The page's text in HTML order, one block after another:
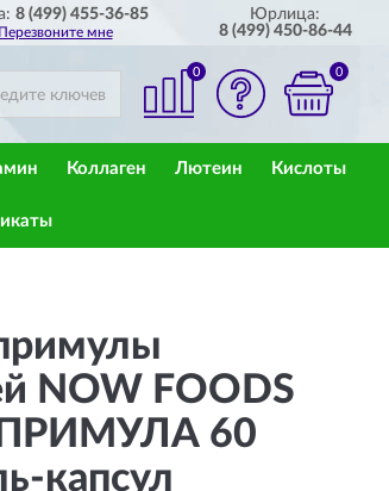
ПОЛНЫЙ
8 (499) 455-36-85
Перезвоните мне
Юрлица:
8 (499) 450-86-44
0 0
Коллаген Лютеин Кислоты
NOW FOODS
60
капсул